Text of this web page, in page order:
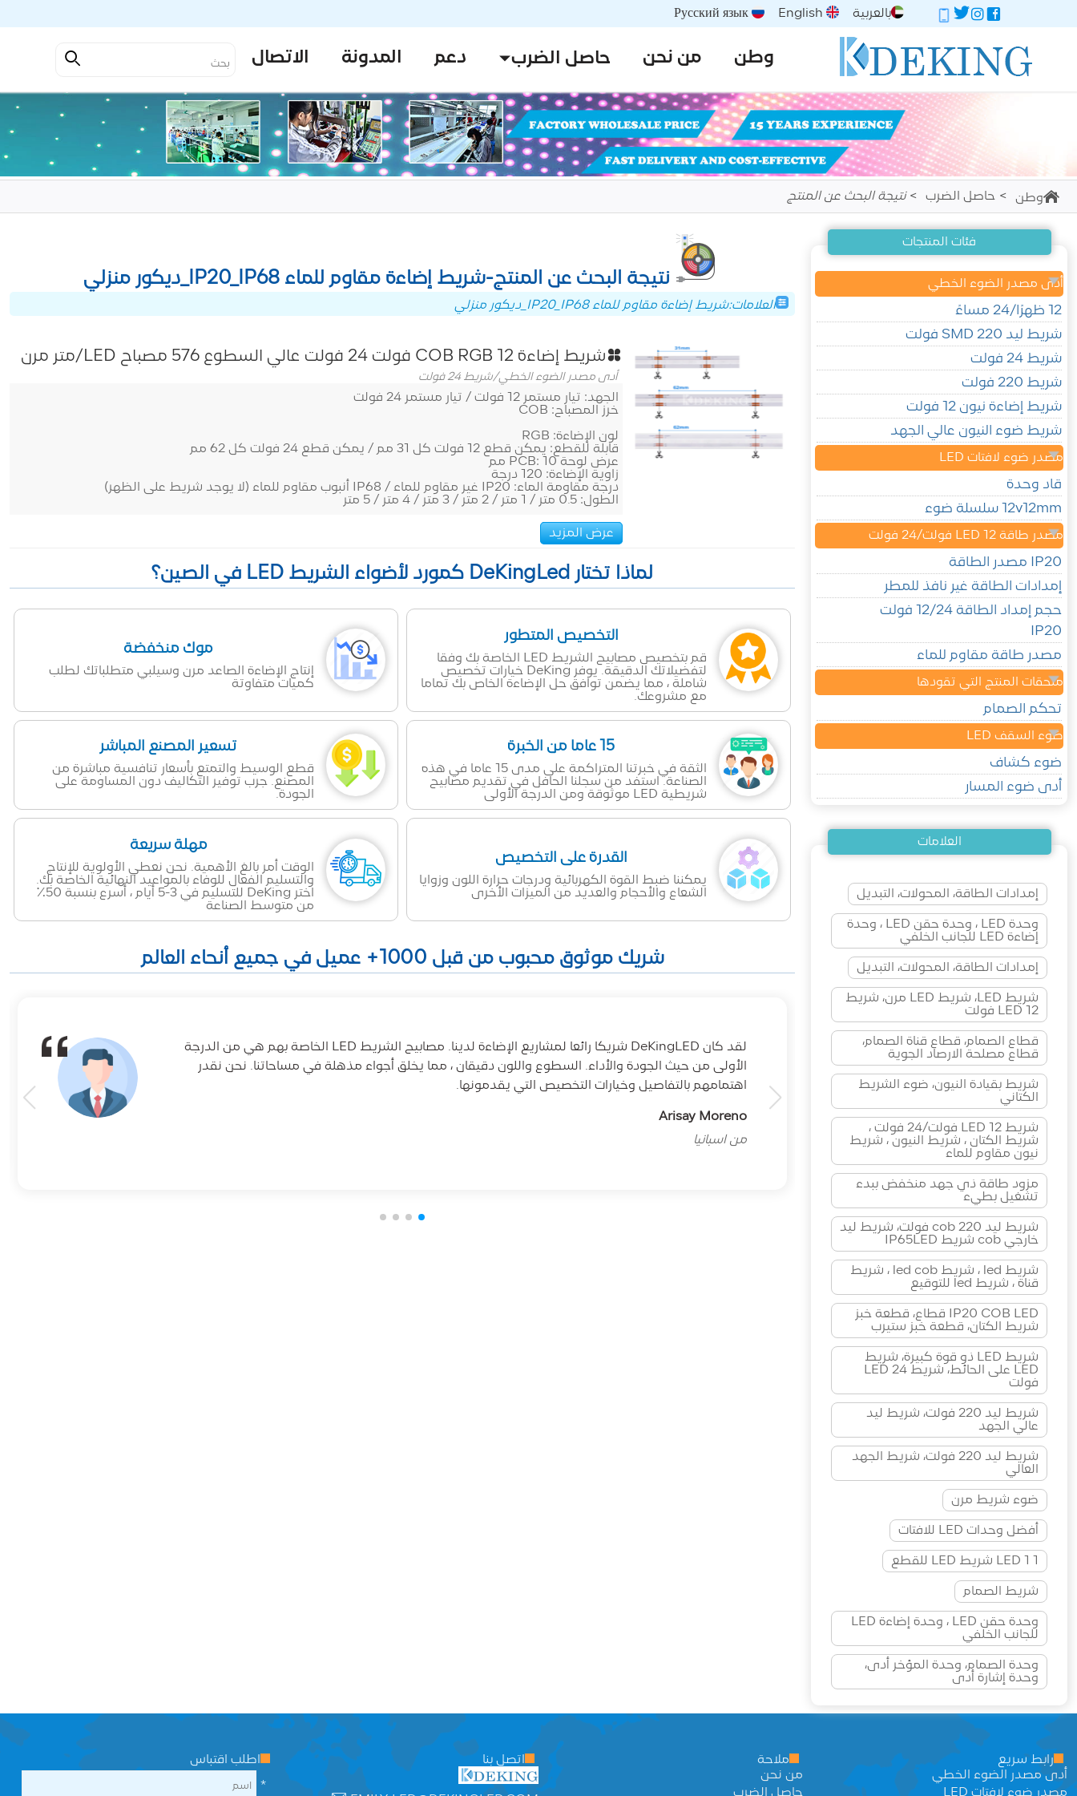
بالعربية English
Русский язык
وطن من نحن حاصل الضرب دعم المدونة الاتصال
وطن حاصل الضرب نتيجة البحث عن المنتج
فئات المنتجات
أدى مصدر الضوء الخطي
12 ظهرًا/24 مساءً
شريط ليد SMD 220 فولت
شريط 24 فولت
شريط 220 فولت
شريط إضاءة نيون 12 فولت
شريط ضوء النيون عالي الجهد
مصدر ضوء لافتات LED
قاد وحدة
12v12mm سلسلة ضوء
مصدر طاقة LED 12 فولت/24 فولت
IP20 مصدر الطاقة
إمدادات الطاقة غير نافذ للمطر
حجم إمداد الطاقة 12/24 فولت
IP20
مصدر طاقة مقاوم للماء
ملحقات المنتج التي تقودها
تحكم الصمام
ضوء السقف LED
ضوء كشاف
أدى ضوء المسار
العلامات
إمدادات الطاقة، المحولات، التبديل
وحدة LED ، وحدة حقن LED ، وحدة
إضاءة LED للجانب الخلفي
إمدادات الطاقة، المحولات، التبديل
شريط LED، شريط LED مرن، شريط
LED 12 فولت
قطاع الصمام، قطاع قناة الصمام،
قطاع مصلحة الارصاد الجوية
شريط بقيادة النيون، ضوء الشريط
الكتاني
شريط LED 12 فولت/24 فولت ،
شريط الكتان ، شريط النيون ، شريط
نيون مقاوم للماء
مزود طاقة ذي جهد منخفض ببدء
تشغيل بطيء
شريط ليد cob 220 فولت، شريط ليد
خارجي cob شريط IP65LED
شريط led ، شريط led cob ، شريط
قناة ، شريط led للتوقيع
IP20 COB LED قطاع، قطعة خبز
شريط الكتان، قطعة خبز ستيرب
شريط LED ذو قوة كبيرة، شريط
LED على الحائط، شريط LED 24
فولت
شريط ليد 220 فولت، شريط ليد
عالي الجهد
شريط ليد 220 فولت، شريط الجهد
العالي
ضوء شريط مرن
أفضل وحدات LED للافتات
1 LED 1 شريط LED للقطع
شريط الصمام
وحدة حقن LED ، وحدة إضاءة LED
للجانب الخلفي
وحدة الصمام، وحدة المؤخر أدى،
وحدة إشارة أدى
نتيجة البحث عن المنتج-شريط إضاءة مقاوم للماء IP20_IP68_ديكور منزلي
العلامات:شريط إضاءة مقاوم للماء IP20_IP68_ديكور منزلي
شريط إضاءة COB RGB 12 فولت 24 فولت عالي السطوع 576 مصباح LED/متر مرن
أدى مصدر الضوء الخطي/شريط 24 فولت
الجهد: تيار مستمر 12 فولت / تيار مستمر 24 فولت
خرز المصباح: COB
لون الإضاءة: RGB
قابلة للقطع: يمكن قطع 12 فولت كل 31 مم / يمكن قطع 24 فولت كل 62 مم
عرض لوحة PCB: 10 مم
زاوية الإضاءة: 120 درجة
درجة مقاومة الماء: IP20 غير مقاوم للماء / IP68 أنبوب مقاوم للماء (لا يوجد شريط على الظهر)
الطول: 0.5 متر / 1 متر / 2 متر / 3 متر / 4 متر / 5 متر
عرض المزيد
لماذا تختار DeKingLed كمورد لأضواء الشريط LED في الصين؟
التخصيص المتطور
قم بتخصيص مصابيح الشريط LED الخاصة بك وفقا
لتفضيلاتك الدقيقة. يوفر DeKing خيارات تخصيص
شاملة ، مما يضمن توافق حل الإضاءة الخاص بك تماما
مع مشروعك.
موك منخفضة
إنتاج الإضاءة الصاعد مرن وسيلبي متطلباتك لطلب
كميات متفاوتة
15 عاما من الخبرة
الثقة في خبرتنا المتراكمة على مدى 15 عاما في هذه
الصناعة. استفد من سجلنا الحافل في تقديم مصابيح
شريطية LED موثوقة ومن الدرجة الأولى
تسعير المصنع المباشر
قطع الوسيط والتمتع بأسعار تنافسية مباشرة من
المصنع. جرب توفير التكاليف دون المساومة على
الجودة.
القدرة على التخصيص
يمكننا ضبط القوة الكهربائية ودرجات حرارة اللون وزوايا
الشعاع والأحجام والعديد من الميزات الأخرى
مهلة سريعة
الوقت أمر بالغ الأهمية. نحن نعطي الأولوية للإنتاج
والتسليم الفعال للوفاء بالمواعيد النهائية الخاصة بك.
اختر DeKing للتسليم في 3-5 أيام ، أسرع بنسبة 50٪
من متوسط الصناعة
شريك موثوق محبوب من قبل 1000+ عميل في جميع أنحاء العالم
لقد كان DeKingLED شريكا رائعا لمشاريع الإضاءة لدينا. مصابيح الشريط LED الخاصة بهم هي من الدرجة
الأولى من حيث الجودة والأداء. السطوع واللون دقيقان ، مما يخلق أجواء مذهلة في مساحاتنا. نحن نقدر
اهتمامهم بالتفاصيل وخيارات التخصيص التي يقدمونها.
Arisay Moreno
من اسبانيا
رابط سريع
أدى مصدر الضوء الخطي
مصدر ضوء لافتات LED
ملاحة
من نحن
حاصل الضرب
اتصل بنا
اطلب اقتباس
*